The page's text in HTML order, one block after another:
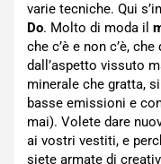
varie tecniche. Qui
Do. Molto di moda il
che c’è e non c’è,
dall’aspetto vissuto
minerale che gratta,
basse emissioni e
mai). Volete dare
ai vostri vestiti, e
siete armate di